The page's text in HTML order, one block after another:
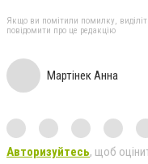
Якщо ви помітили помилку,
повідомити про це редакцію
Мартінек Анна
Авторизуйтесь, щоб